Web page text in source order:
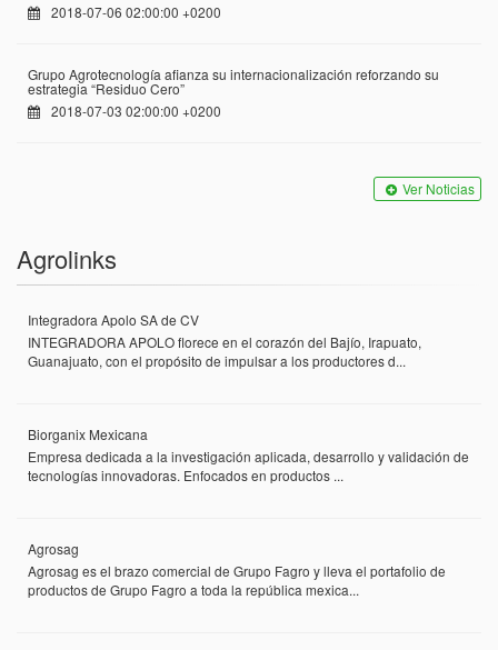
2018-07-06 02:00:00 +0200
Grupo Agrotecnología afianza su internacionalización reforzando su
estrategia “Residuo Cero”
2018-07-03 02:00:00 +0200
Ver Noticias
Agrolinks
Integradora Apolo SA de CV
INTEGRADORA APOLO florece en el corazón del Bajío, Irapuato,
Guanajuato, con el propósito de impulsar a los productores d...
Biorganix Mexicana
Empresa dedicada a la investigación aplicada, desarrollo y validación de
tecnologías innovadoras. Enfocados en productos ...
Agrosag
Agrosag es el brazo comercial de Grupo Fagro y lleva el portafolio de
productos de Grupo Fagro a toda la república mexica...